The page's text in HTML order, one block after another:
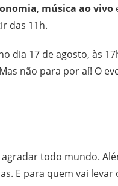
, música ao vivo
das 11h.
dia 17 de agosto, às
não para por aí! O
todo mundo.
E para quem vai